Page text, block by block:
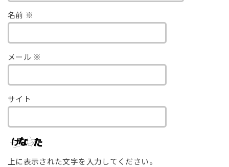
名前 ※
メール ※
サイト
上に表示された文字を入力してください。